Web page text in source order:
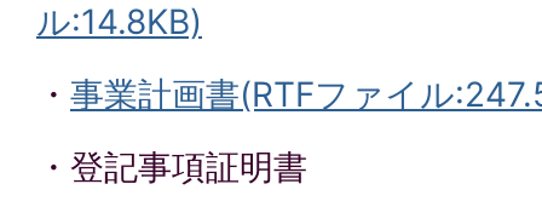
ル:14.8KB)
・ 事業計画書(RTFファイル
・登記事項証明書